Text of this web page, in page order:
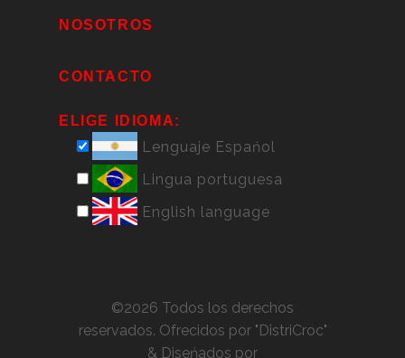
NOSOTROS
CONTACTO
ELIGE IDIOMA:
Lenguaje Espańol
Lingua portuguesa
English language
©2026 Todos los derechos
reservados. Ofrecidos por "DistriCroc"
& Diseńados por